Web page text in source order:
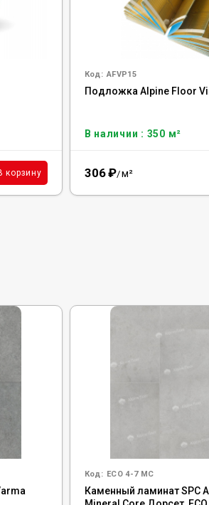
корзину
Код: AFVP15
Подложка Alpine Floor
В наличии : 350 м²
306₽/м²
Код: ECO 4-7 MC
Каменный ламинат SPC